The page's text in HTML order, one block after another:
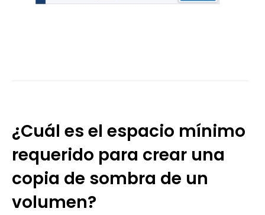
¿Cuál es el espacio mínimo
requerido para crear una
copia de sombra de un
volumen?